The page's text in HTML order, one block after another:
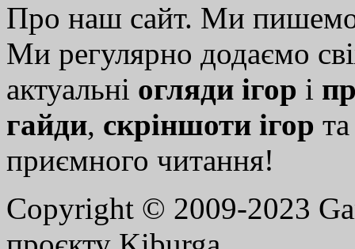
Про наш сайт. Ми
Ми регулярно додаємо
актуальні огляди ігор і
гайди, скріншоти ігор
приємного читання!
Copyright © 2009-2023